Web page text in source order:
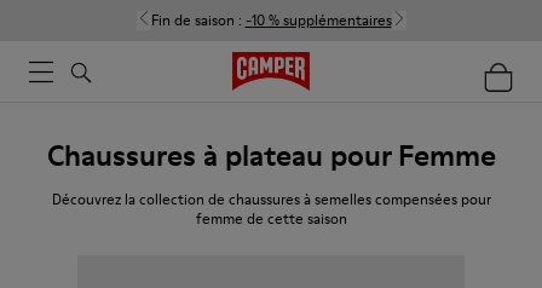
Fin de saison : -10 % supplémentaires
Chaussures à plateau pour Femme
Découvrez la collection de chaussures à semelles compensées pour
femme de cette saison